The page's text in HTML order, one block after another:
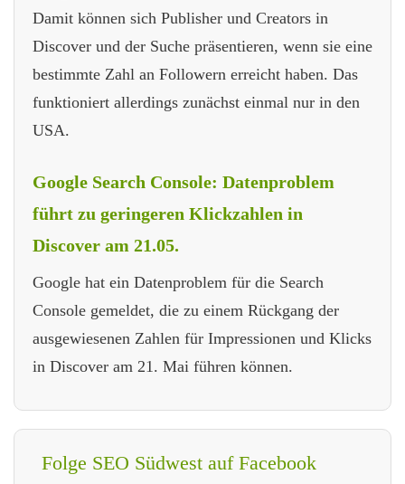
Damit können sich Publisher und Creators in
Discover und der Suche präsentieren, wenn sie eine
bestimmte Zahl an Followern erreicht haben. Das
funktioniert allerdings zunächst einmal nur in den
USA.
Google Search Console: Datenproblem
führt zu geringeren Klickzahlen in
Discover am 21.05.
Google hat ein Datenproblem für die Search
Console gemeldet, die zu einem Rückgang der
ausgewiesenen Zahlen für Impressionen und Klicks
in Discover am 21. Mai führen können.
Folge SEO Südwest auf Facebook